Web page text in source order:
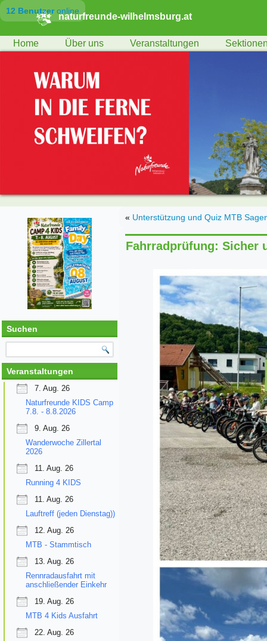
12 Benutzeronline
naturfreunde-wilhelmsburg.at
Home Über uns Veranstaltungen
Suchen
Veranstaltungen
7. Aug. 26
Naturfreunde KIDS Camp
7.8. - 8.8.2026
9. Aug. 26
Wanderwoche Zillertal
2026
11. Aug. 26
Running 4 KIDS
11. Aug. 26
Lauftreff (jeden Dienstag))
12. Aug. 26
MTB - Stammtisch
13. Aug. 26
Rennradausfahrt mit
anschließender Einkehr
19. Aug. 26
MTB 4 Kids Ausfahrt
22. Aug. 26
« Unterstützung und Quiz MTB
Fahrradprüfung: Sicher